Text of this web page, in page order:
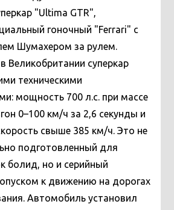
"Ultima GTR",
гоночный "Ferrari" с
Шумахером за рулем.
Великобритании суперкар
техническими
мощность 700 л.с. при массе
0–100 км/ч за 2,6 секунды и
свыше 385 км/ч. Это не
подготовленный для
болид, но и серийный
к движению на дорогах
Автомобиль установил